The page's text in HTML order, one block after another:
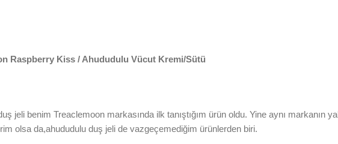
Raspberry Kiss / Ahududulu Vücut Kremi/Sütü
jeli benim Treaclemoon markasında ilk tanıştığım ürün oldu. Yine aynı markanın
olsa da,ahududulu duş jeli de vazgeçemediğim ürünlerden biri.